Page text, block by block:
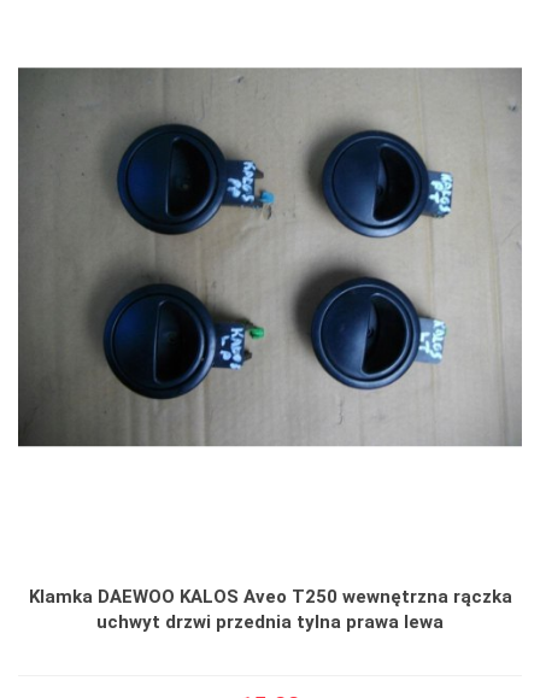
Klamka DAEWOO KALOS Aveo T250 wewnętrzna rączka
uchwyt drzwi przednia tylna prawa lewa